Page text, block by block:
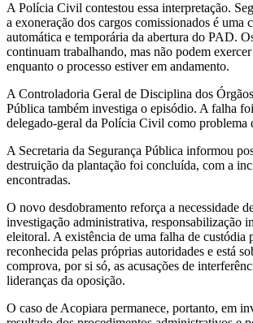
A Polícia Civil contestou essa interpretação.
a exoneração dos cargos comissionados é uma
automática e temporária da abertura do PAD.
continuam trabalhando, mas não podem
enquanto o processo estiver em andamento.
A Controladoria Geral de Disciplina dos
Pública também investiga o episódio. A falha
delegado-geral da Polícia Civil como problema
A Secretaria da Segurança Pública informou
destruição da plantação foi concluída, com a
encontradas.
O novo desdobramento reforça a necessidade
investigação administrativa, responsabilização
eleitoral. A existência de uma falha de custódia
reconhecida pelas próprias autoridades e está
comprova, por si só, as acusações de
lideranças da oposição.
O caso de Acopiara permanece, portanto, em